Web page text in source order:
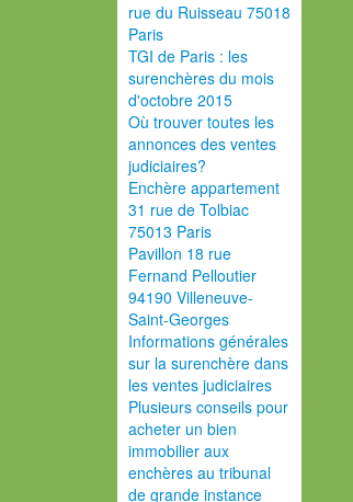
rue du Ruisseau 75018
Paris
TGI de Paris : les
surenchères du mois
d'octobre 2015
Où trouver toutes les
annonces des ventes
judiciaires?
Enchère appartement
31 rue de Tolbiac
75013 Paris
Pavillon 18 rue
Fernand Pelloutier
94190 Villeneuve-
Saint-Georges
Informations générales
sur la surenchère dans
les ventes judiciaires
Plusieurs conseils pour
acheter un bien
immobilier aux
enchères au tribunal
de grande instance